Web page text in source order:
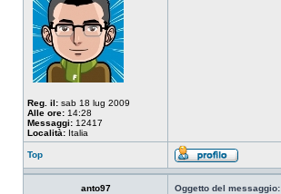
Reg. il: sab 18 lug 2009
Alle ore: 14:28
Messaggi: 12417
Località: Italia
Top
anto97 Oggetto del messaggio: